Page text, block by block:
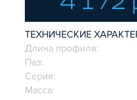
ТЕХНИЧЕСКИЕ
Длина профиля:
Паз:
Серия:
Масса: